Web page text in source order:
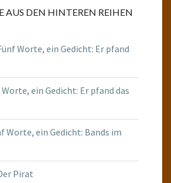
AUS DEN HINTEREN REIHEN
Worte, ein Gedicht: Er pfand
ein Gedicht: Er pfand das
Worte, ein Gedicht: Bands im
Pirat